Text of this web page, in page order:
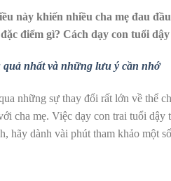
này khiến nhiều cha mẹ đau
điểm gì? Cách dạy con tuổi
quả nhất và những lưu ý cần nhớ
những sự thay đổi rất lớn về thể
cha mẹ. Việc dạy con trai tuổi
hãy dành vài phút tham khảo một số